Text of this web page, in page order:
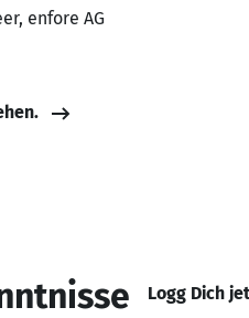
enfore AG
Logg Dich